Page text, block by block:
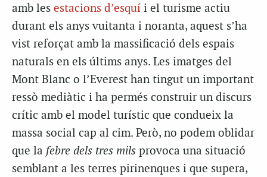
amb les estacions d’esquí i el turisme actiu
durant els anys vuitanta i noranta, aquest s’ha
vist reforçat amb la massificació dels espais
naturals en els últims anys. Les imatges del
Mont Blanc o l’Everest han tingut un important
ressò mediàtic i ha permés construir un discurs
crític amb el model turístic que condueix la
massa social cap al cim. Però, no podem oblidar
que la febre dels tres mils provoca una situació
semblant a les terres pirinenques i que supera,